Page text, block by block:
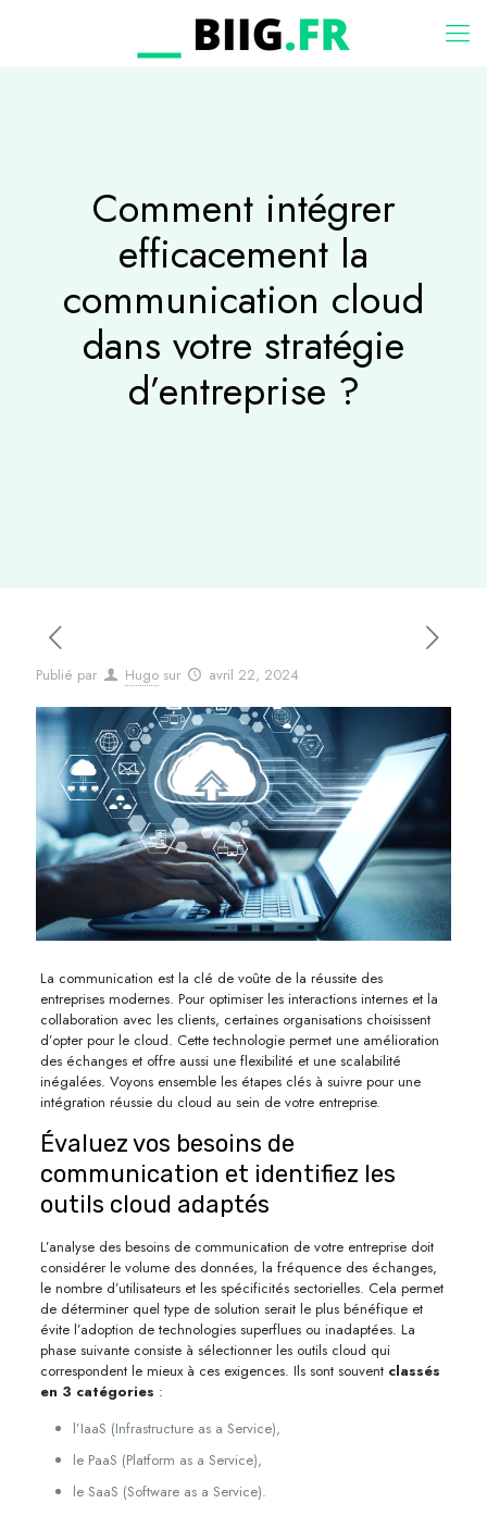
Comment intégrer
efficacement la
communication cloud
dans votre stratégie
d’entreprise ?
Publié par Hugo sur avril 22, 2024
La communication est la clé de voûte de la réussite des
entreprises modernes. Pour optimiser les interactions internes et la
collaboration avec les clients, certaines organisations choisissent
d’opter pour le cloud. Cette technologie permet une amélioration
des échanges et offre aussi une flexibilité et une scalabilité
inégalées. Voyons ensemble les étapes clés à suivre pour une
intégration réussie du cloud au sein de votre entreprise.
Évaluez vos besoins de
communication et identifiez les
outils cloud adaptés
L’analyse des besoins de communication de votre entreprise doit
considérer le volume des données, la fréquence des échanges,
le nombre d’utilisateurs et les spécificités sectorielles. Cela permet
de déterminer quel type de solution serait le plus bénéfique et
évite l’adoption de technologies superflues ou inadaptées. La
phase suivante consiste à sélectionner les outils cloud qui
correspondent le mieux à ces exigences. Ils sont souvent classés
en 3 catégories :
l’IaaS (Infrastructure as a Service),
le PaaS (Platform as a Service),
le SaaS (Software as a Service).